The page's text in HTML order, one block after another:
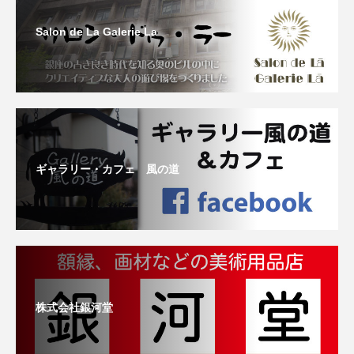
Salon de La Galerie La
ギャラリー・カフェ 風の道
株式会社銀河堂